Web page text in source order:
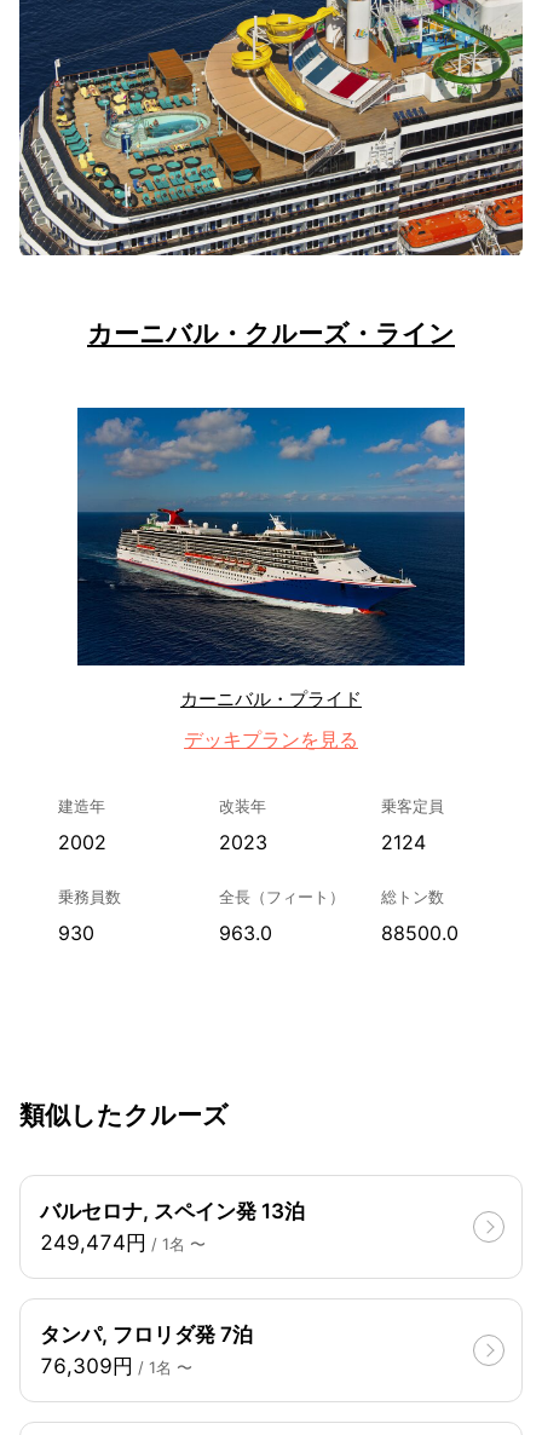
カーニバル・クルーズ・ライン
カーニバル・プライド
デッキプランを見る
建造年
2002
改装年
2023
乗客定員
2124
乗務員数
930
全長（フィート）
963.0
総トン数
88500.0
類似したクルーズ
バルセロナ, スペイン発 13泊
249,474円 / 1名 〜
タンパ, フロリダ発 7泊
76,309円 / 1名 〜